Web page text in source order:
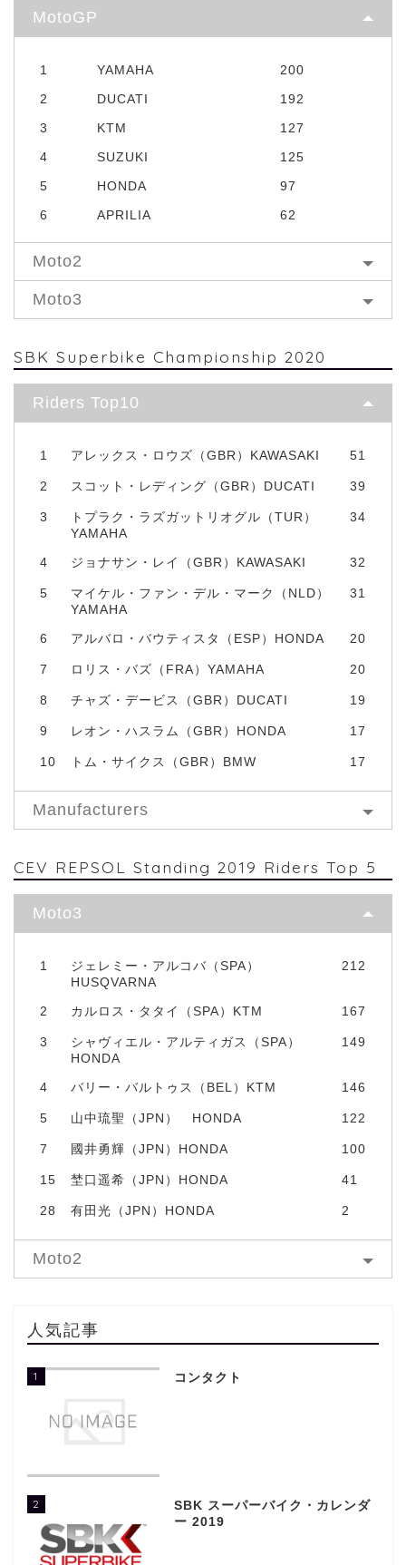
MotoGP
1 YAMAHA
200
2
DUCATI
192
3
KTM
127
4
SUZUKI
125
5
HONDA
97
6
APRILIA 62
Moto2
Moto3
SBK Superbike Championship 2020
Riders Top10
1 アレックス・ロウズ（GBR）KAWASAKI 51
2 スコット・レディング（GBR）DUCATI 39
3
トプラク・ラズガットリオグル（TUR）
YAMAHA
34
4 ジョナサン・レイ（GBR）KAWASAKI 32
5
マイケル・ファン・デル・マーク（NLD）
YAMAHA
31
6 アルバロ・バウティスタ（ESP）HONDA 20
7 ロリス・バズ（FRA）YAMAHA 20
8 チャズ・デービス（GBR）DUCATI 19
9 レオン・ハスラム（GBR）HONDA 17
10 トム・サイクス（GBR）BMW 17
Manufacturers
CEV REPSOL Standing 2019 Riders Top 5
Moto3
1
ジェレミー・アルコバ（SPA）
HUSQVARNA
212
2 カルロス・タタイ（SPA）KTM 167
3
シャヴィエル・アルティガス（SPA）
HONDA
149
4 バリー・バルトゥス（BEL）KTM 146
5 山中琉聖（JPN） HONDA 122
7 國井勇輝（JPN）HONDA 100
15 埜口遥希（JPN）HONDA 41
28 有田光（JPN）HONDA 2
Moto2
人気記事
1 コンタクト
2
SBK スーパーバイク・カレンダ
ー 2019